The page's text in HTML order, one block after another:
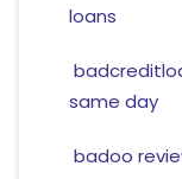
loans
same day
badoo